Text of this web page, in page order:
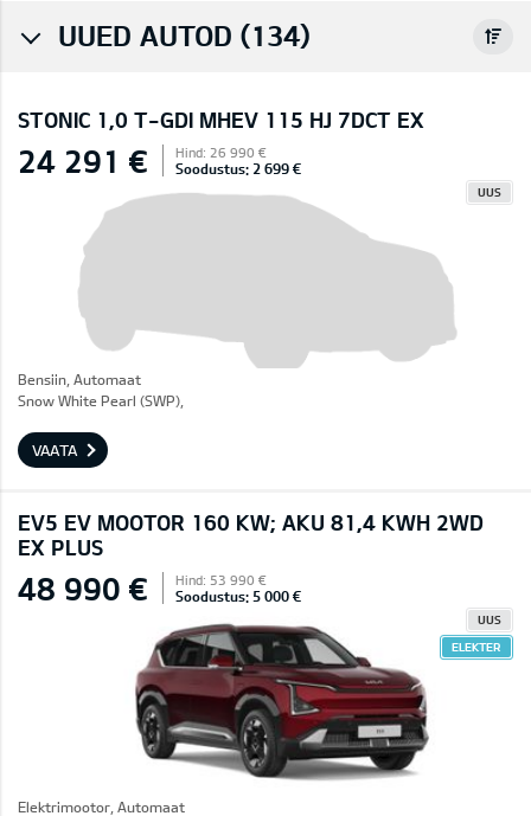
UUED AUTOD (134)
STONIC 1,0 T-GDI MHEV 115 HJ 7DCT EX
24 291 € Hind: 26 990 €
Soodustus: 2 699 €
UUS
Bensiin, Automaat
Snow White Pearl (SWP),
VAATA
EV5 EV MOOTOR 160 KW; AKU 81,4 KWH 2WD
EX PLUS
48 990 € Hind: 53 990 €
Soodustus: 5 000 €
UUS
ELEKTER
Elektrimootor, Automaat